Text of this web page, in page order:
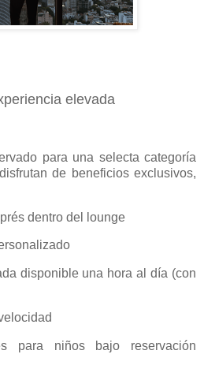
elevada
para una selecta categoría
de beneficios exclusivos,
dentro del lounge
disponible una hora al día (con
para niños bajo reservación